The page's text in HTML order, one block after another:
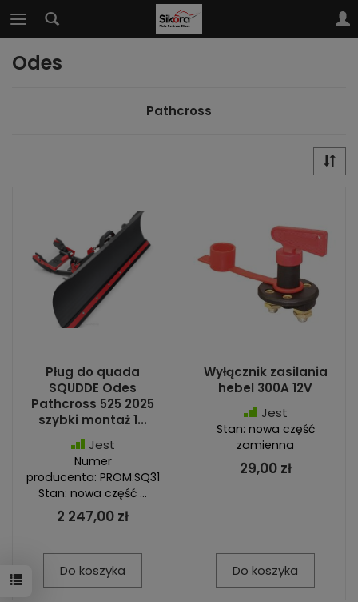
Odes
Pathcross
Pług do quada
SQUDDE Odes
Pathcross 525 2025
szybki montaż 1...
Jest
Numer
producenta: PROM.SQ31
Stan: nowa część ...
2 247,00 zł
Do koszyka
Wyłącznik zasilania
hebel 300A 12V
Jest
Stan: nowa część
zamienna
29,00 zł
Do koszyka